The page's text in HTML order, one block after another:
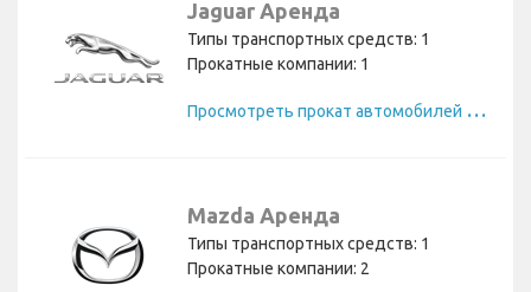
Jaguar Аренда
Типы транспортных средств: 1
Прокатные компании: 1
П
росмотреть прокат автомобилей Jaguar
Mazda Аренда
Типы транспортных средств: 1
Прокатные компании: 2